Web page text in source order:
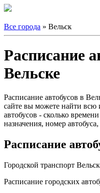
Все города » Вельск
Расписание
Вельске
Расписание автобусов в
сайте вы можете найти
автобусов - сколько
назначения, номер
Расписание
Городской транспорт
Расписание городских